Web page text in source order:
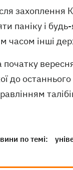
захоплення
паніку і
часом інші
початку
до
по темі: